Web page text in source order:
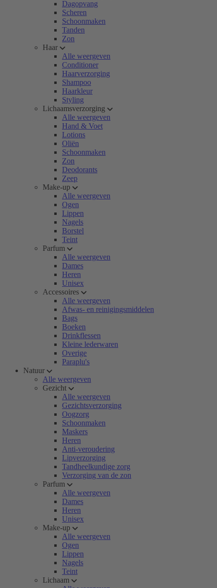
Dagopvang
Scheren
Schoonmaken
Tanden
Zon
Haar
Alle weergeven
Conditioner
Haarverzorging
Shampoo
Haarkleur
Styling
Lichaamsverzorging
Alle weergeven
Hand & Voet
Lotions
Oliën
Schoonmaken
Zon
Deodorants
Zeep
Make-up
Alle weergeven
Ogen
Lippen
Nagels
Borstel
Teint
Parfum
Alle weergeven
Dames
Heren
Unisex
Accessoires
Alle weergeven
Afwas- en reinigingsmiddelen
Bags
Boeken
Drinkflessen
Kleine lederwaren
Overige
Paraplu's
Natuur
Alle weergeven
Gezicht
Alle weergeven
Gezichtsverzorging
Oogzorg
Schoonmaken
Maskers
Heren
Anti-veroudering
Lipverzorging
Tandheelkundige zorg
Verzorging van de zon
Parfum
Alle weergeven
Dames
Heren
Unisex
Make-up
Alle weergeven
Ogen
Lippen
Nagels
Teint
Lichaam